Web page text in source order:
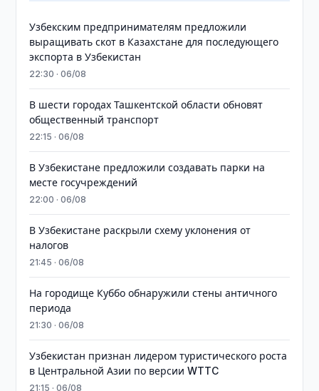
Узбекским предпринимателям предложили
выращивать скот в Казахстане для последующего
экспорта в Узбекистан
22:30 · 06/08
В шести городах Ташкентской области обновят
общественный транспорт
22:15 · 06/08
В Узбекистане предложили создавать парки на
месте госучреждений
22:00 · 06/08
В Узбекистане раскрыли схему уклонения от
налогов
21:45 · 06/08
На городище Куббо обнаружили стены античного
периода
21:30 · 06/08
Узбекистан признан лидером туристического роста
в Центральной Азии по версии WTTC
21:15 · 06/08